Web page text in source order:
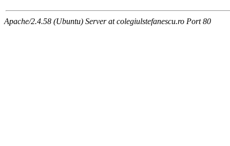
Apache/2.4.58 (Ubuntu) Server at colegiulstefanescu.ro Port 80